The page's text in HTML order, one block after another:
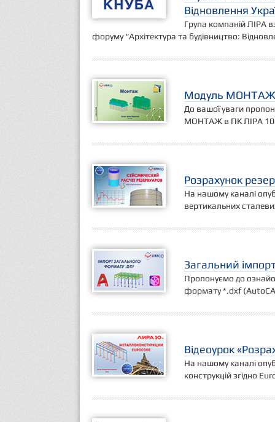
Відновлення
Група компаній ЛІРА
форуму “Архітектура та будівництво:
Модуль МОНТАЖ
До вашої уваги
МОНТАЖ в ПК ЛІРА
Розрахунок
На нашому каналі
вертикальних
Загальний
Пропонуємо до
формату *.dxf
Відеоурок
На нашому каналі
конструкцій згідно